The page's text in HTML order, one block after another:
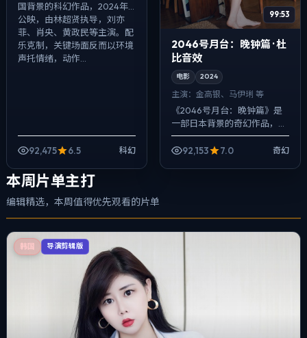
国背景的科幻作品，2024年
公映，由林超贤执导，刘亦
菲、肖央、黄政民等主演。配
乐克制，关键场面反而以环境
声托情绪，动作...
92,475 6.5 科幻
99:53
2046号月台：晚钟篇 · 杜
比音效
电影 2024
主演： 金高银、马伊琍 等
《2046号月台：晚钟篇》是
一部日本背景的奇幻作品，
2024年公映，由徐克执导，
金高银、马伊琍、提莫西·查拉
92,153 7.0 奇幻
本周片单主打
编辑精选，本周值得优先观看的片单
韩国 导演剪辑版